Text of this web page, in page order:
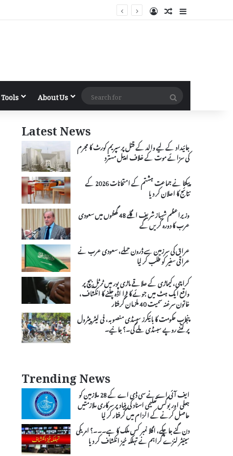
Log InRandom Article
Sidebar
Tools About Us
Search
for
Latest News
جائیداد کے لیے والد کے قتل پر سپریم کورٹ کا مجرم
کی سزائے موت کے خلاف اپیل مسترد
پیکٹا نے جماعت ہشتم کے امتحانات 2026 کے
نتائج کا اعلان کر دیا
وزیراعظم شہباز شریف اگلے 48 گھنٹوں میں سعودی
عرب کا دورہ کریں گے
عراق کی سرزمین سے ڈرون حملے، سعودی عرب نے
عراقی سفیر کو طلب کر لیا
کراچی، کیماڑی کے علاقے ماڑی پور میں ٹرٹل بیچ پر
واقع ایک ہٹ میں جوئے کا بڑا اڈہ چلنے کا انکشاف،
خاتون سرغنہ سمیت 40 ملزمان گرفتار
پنجاب حکومت کا بائیکرز سبسڈی منصوبہ، فی لیٹر پیٹرول
پر کتنے روپے سبسڈی ملے گی۔؟ جانیے۔
Trending News
ایف آئی اے نے سی ڈی اے کے 28 ملازمین کو
جعلی اور بوگس تعلیمی اسناد کی بنیاد پر سرکاری ملازمتیں
حاصل کرنے کے الزام میں گرفتار کر لیا
دن گنے جاچکے، اگلا نمبر کس ملک کا ہے۔۔۔؟ امریکی
سینیٹر لنزے گراہم نے تہلکہ خیز انکشاف کر دیا